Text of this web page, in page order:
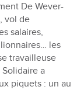
De Wever-
vol de
salaires,
les
travailleuse
a
piquets : un au